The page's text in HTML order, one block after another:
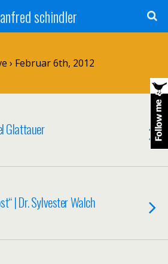
schindler
› Februar 6th, 2012
Glattauer
| Dr. Sylvester Walch